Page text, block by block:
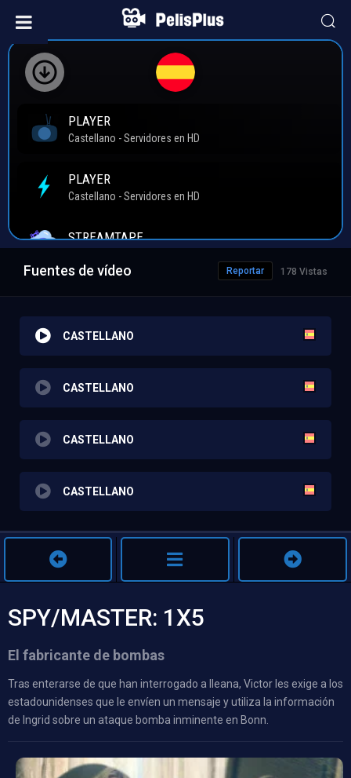
Fuentes de vídeo 178 Vistas
Reportar
CASTELLANO
CASTELLANO
CASTELLANO
CASTELLANO
SPY/MASTER: 1X5
El fabricante de bombas
Tras enterarse de que han interrogado a Ileana, Victor les exige a los
estadounidenses que le envíen un mensaje y utiliza la información
de Ingrid sobre un ataque bomba inminente en Bonn.